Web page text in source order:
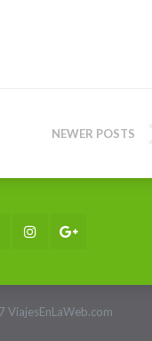
NEWER POSTS
TwitterInstagram